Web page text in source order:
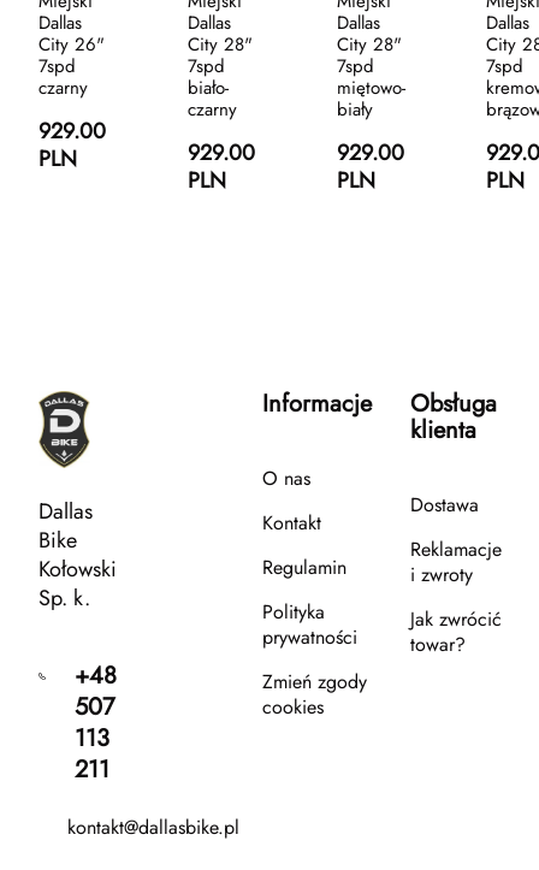
Dallas
City 26"
7spd
czarny
929.00
PLN
Dallas
City 28"
7spd
biało-
czarny
929.00
PLN
Dallas
City 28"
7spd
miętowo-
biały
929.00
PLN
Dallas
City
7spd
PLN
Dallas
Bike
Kołowski
Sp. k.
+48
507
113
211
kontakt@dallasbike.pl
Informacje
O nas
Kontakt
Regulamin
Polityka
prywatności
Zmień zgody
cookies
Obsługa
klienta
Dostawa
Reklamacje
i zwroty
Jak zwrócić
towar?